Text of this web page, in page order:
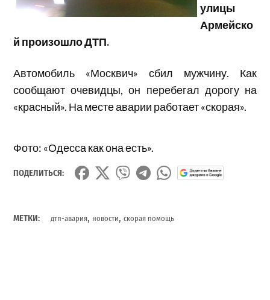
улицы
Армейско
й произошло ДТП.
Автомобиль «Москвич» сбил мужчину. Как
сообщают очевидцы, он перебегал дорогу на
«красный». На месте аварии работает «скорая».
Фото: «Одесса как она есть».
ПОДЕЛИТЬСЯ:
МЕТКИ: дтп-авария, новости,скорая помощь